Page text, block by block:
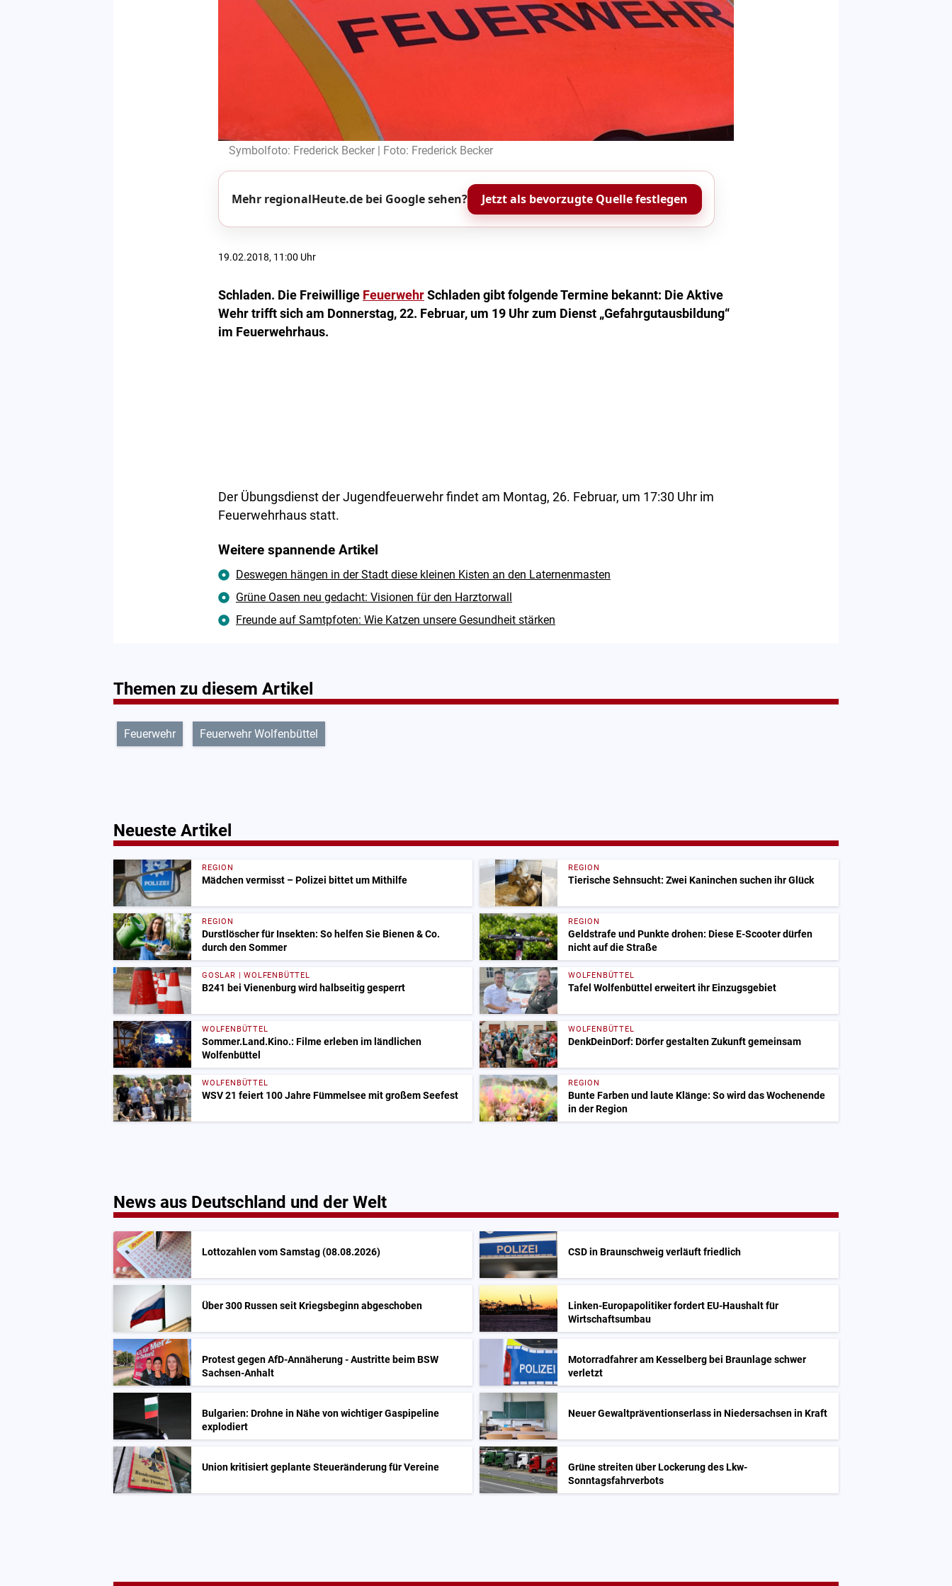
Symbolfoto: Frederick Becker | Foto: Frederick Becker
Mehr regionalHeute.de bei Google sehen? Jetzt als bevorzugte Quelle festlegen
19.02.2018, 11:00 Uhr
Schladen. Die Freiwillige Feuerwehr Schladen gibt folgende Termine bekannt: Die Aktive
Wehr trifft sich am Donnerstag, 22. Februar, um 19 Uhr zum Dienst „Gefahrgutausbildung“
im Feuerwehrhaus.
Der Übungsdienst der Jugendfeuerwehr findet am Montag, 26. Februar, um 17:30 Uhr im
Feuerwehrhaus statt.
Weitere spannende Artikel
Deswegen hängen in der Stadt diese kleinen Kisten an den Laternenmasten
Grüne Oasen neu gedacht: Visionen für den Harztorwall
Freunde auf Samtpfoten: Wie Katzen unsere Gesundheit stärken
Themen zu diesem Artikel
Feuerwehr Feuerwehr Wolfenbüttel
Neueste Artikel
REGION
Mädchen vermisst – Polizei bittet um Mithilfe
REGION
Tierische Sehnsucht: Zwei Kaninchen suchen ihr Glück
REGION
Durstlöscher für Insekten: So helfen Sie Bienen & Co.
durch den Sommer
REGION
Geldstrafe und Punkte drohen: Diese E-Scooter dürfen
nicht auf die Straße
GOSLAR | WOLFENBÜTTEL
B241 bei Vienenburg wird halbseitig gesperrt
WOLFENBÜTTEL
Tafel Wolfenbüttel erweitert ihr Einzugsgebiet
WOLFENBÜTTEL
Sommer.Land.Kino.: Filme erleben im ländlichen
Wolfenbüttel
WOLFENBÜTTEL
DenkDeinDorf: Dörfer gestalten Zukunft gemeinsam
WOLFENBÜTTEL
WSV 21 feiert 100 Jahre Fümmelsee mit großem Seefest
REGION
Bunte Farben und laute Klänge: So wird das Wochenende
in der Region
News aus Deutschland und der Welt
Lottozahlen vom Samstag (08.08.2026) CSD in Braunschweig verläuft friedlich
Über 300 Russen seit Kriegsbeginn abgeschoben
Linken-Europapolitiker fordert EU-Haushalt für
Wirtschaftsumbau
Protest gegen AfD-Annäherung - Austritte beim BSW
Sachsen-Anhalt
Motorradfahrer am Kesselberg bei Braunlage schwer
verletzt
Bulgarien: Drohne in Nähe von wichtiger Gaspipeline
explodiert
Neuer Gewaltpräventionserlass in Niedersachsen in Kraft
Union kritisiert geplante Steueränderung für Vereine
Grüne streiten über Lockerung des Lkw-
Sonntagsfahrverbots